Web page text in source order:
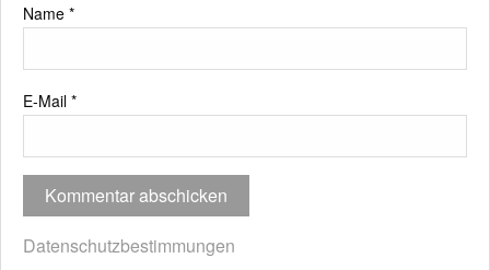
Name *
E-Mail *
Datenschutzbestimmungen